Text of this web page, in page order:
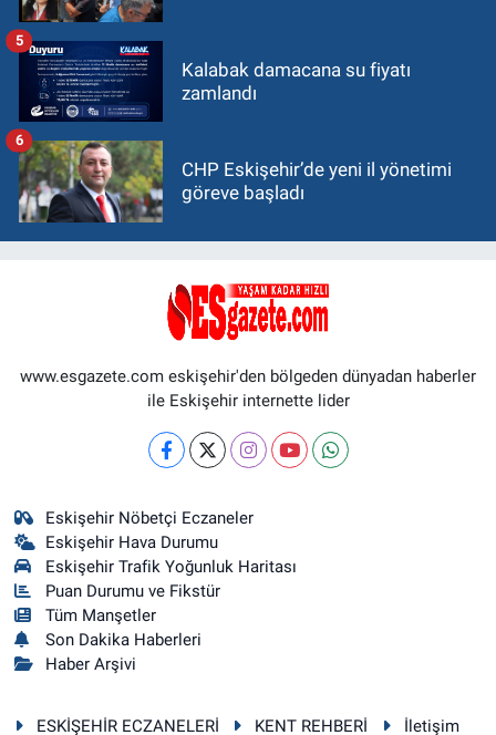
Kalabak damacana su fiyatı
zamlandı
5
CHP Eskişehir’de yeni il yönetimi
göreve başladı
6
www.esgazete.com eskişehir'den bölgeden dünyadan haberler
ile Eskişehir internette lider
Eskişehir Nöbetçi Eczaneler
Eskişehir Hava Durumu
Eskişehir Trafik Yoğunluk Haritası
Puan Durumu ve Fikstür
Tüm Manşetler
Son Dakika Haberleri
Haber Arşivi
ESKİŞEHİR ECZANELERİ KENT REHBERİ İletişim